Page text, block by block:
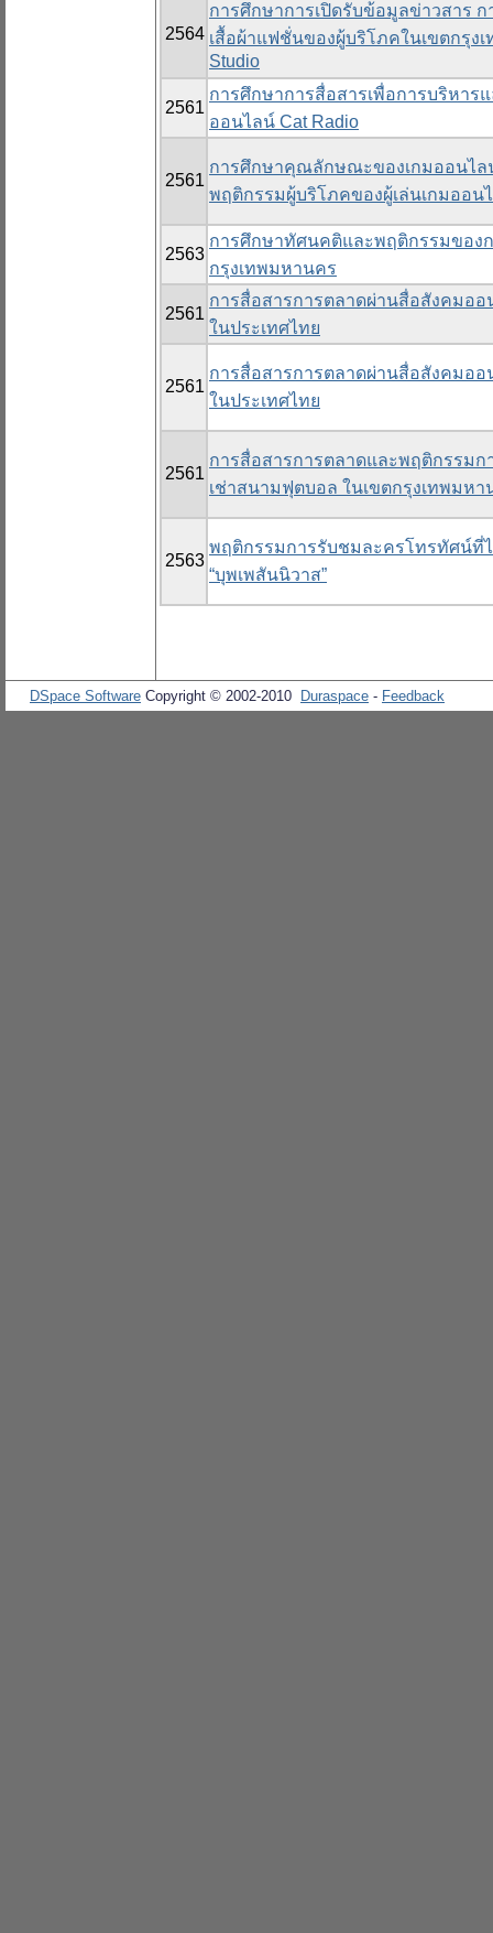
2564
การศึกษาการเปิดรับข้อมูลข่าวสาร
เสื้อผ้าแฟชั่นของผู้บริโภคในเขตกรุง
Studio
2561
การศึกษาการสื่อสารเพื่อการบริหาร
ออนไลน์ Cat Radio
2561
การศึกษาคุณลักษณะของเกมออนไล
พฤติกรรมผู้บริโภคของผู้เล่นเกมออน
2563
การศึกษาทัศนคติและพฤติกรรมของ
กรุงเทพมหานคร
2561
การสื่อสารการตลาดผ่านสื่อสังคมอ
ในประเทศไทย
2561
การสื่อสารการตลาดผ่านสื่อสังคมอ
ในประเทศไทย
2561
การสื่อสารการตลาดและพฤติกรรม
เช่าสนามฟุตบอล ในเขตกรุงเทพมห
2563
พฤติกรรมการรับชมละครโทรทัศน์ที่
“บุพเพสันนิวาส”
DSpace Software Copyright © 2002-2010 Duraspace - Feedback